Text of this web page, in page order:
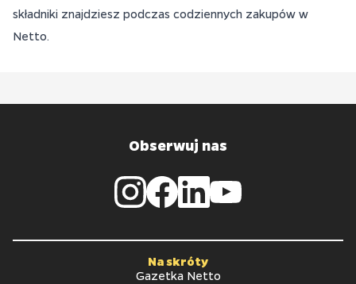
składniki znajdziesz podczas codziennych zakupów w
Netto.
Obserwuj nas
Na skróty
Gazetka Netto